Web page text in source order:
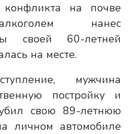
на почве
нанес
своей 60-летней
на месте.
мужчина
постройку и
свою 89-летнюю
личном автомобиле